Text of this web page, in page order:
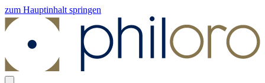
zum Hauptinhalt springen